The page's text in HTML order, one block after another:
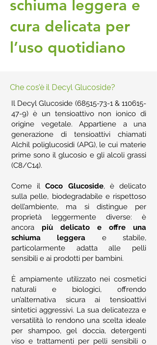
schiuma leggera e
cura delicata per
l’uso quotidiano
Che cos’è il Decyl Glucoside?
Il Decyl Glucoside (68515-73-1&110615-
47-9) è un tensioattivo non ionico di
origine vegetale. Appartiene a una
generazione di tensioattivi chiamati
Alchil poliglucosidi (APG), le cui materie
prime sono il glucosio e gli alcoli grassi
(C8/C14).
Come ilCoco Glucoside, è delicato
sulla pelle, biodegradabile e rispettoso
dell’ambiente, ma si distingue per
proprietà leggermente diverse: è
ancora più delicato e offre una
schiuma leggera e stabile,
particolarmente adatta alle pelli
sensibili e ai prodotti per bambini.
È ampiamente utilizzato nei cosmetici
naturali e biologici, offrendo
un’alternativa sicura ai tensioattivi
sintetici aggressivi. La sua delicatezza e
versatilità lo rendono una scelta ideale
per shampoo, gel doccia, detergenti
viso e trattamenti per pelli sensibili o